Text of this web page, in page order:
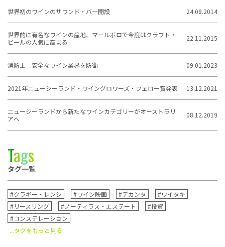
世界初のワインのサウンド・バー開設 24.08.2014
世界的に有名なワインの産地、マールボロで今度はクラフト・
ビールの人気に高まる
22.11.2015
消防士 安全なワイン業界を防衛 09.01.2023
2021年ニュージーランド・ワイングロワーズ・フェロー賞発表 13.12.2021
ニュージーランドから新たなワインカテゴリーがオーストラリ
アへ
08.12.2019
Tags
タグ一覧
#クラギー・レンジ #ワイン映画 #デカンタ
#ワイタキ
#リースリング
#ノーティラス・エステート
#投資
#コンステレーション
...タグをもっと見る